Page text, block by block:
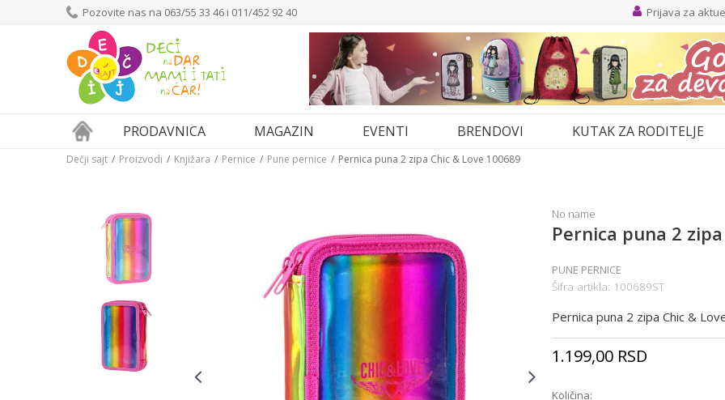
Pozovite nas na 063/55 33 46 i 011/452 92 40 Prijava za
PRODAVNICA MAGAZIN EVENTI BRENDOVI KUTAK ZA RODITELJE
Dečji sajt Proizvodi Knjižara Pernice Pune pernice Pernica puna 2 zipa Chic & Love 100689
No name
Pernica puna 2
PUNE PERNICE
Šifra artikla: 100689ST
Pernica puna 2 zipa Chic &
1.199,00 RSD
Količina: